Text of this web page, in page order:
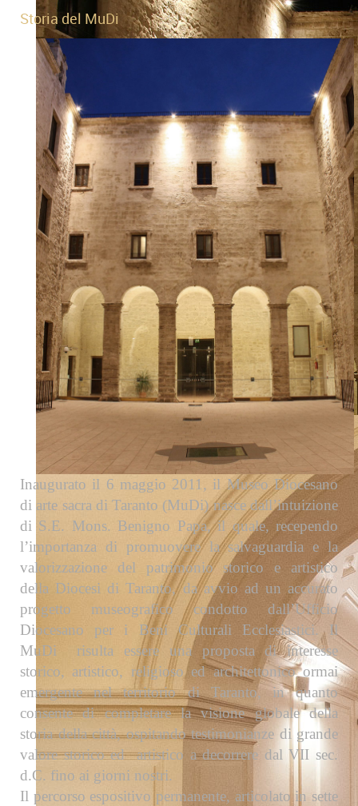
Storia del MuDi
Inaugurato il 6 maggio 2011, il Museo Diocesano
di arte sacra di Taranto (MuDi) nasce dall’intuizione
di S.E. Mons. Benigno Papa, il quale, recependo
l’importanza di promuovere la salvaguardia e la
valorizzazione del patrimonio storico e artistico
della Diocesi di Taranto, da avvio ad un accurato
progetto museografico condotto dall’Ufficio
Diocesano per i Beni Culturali Ecclesiastici. Il
MuDi risulta essere una proposta di interesse
storico, artistico, religioso ed architettonico ormai
emergente nel territorio di Taranto, in quanto
consente di completare la visione globale della
storia della città, ospitando testimonianze di grande
valore storico ed artistico a decorrere dal VII sec.
d.C. fino ai giorni nostri.
Il percorso espositivo permanente, articolato in sette